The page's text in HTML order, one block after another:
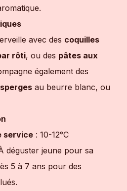
avec des coquilles
rôti, ou des pâtes aux
également des
au beurre blanc, ou
service : 10-12°C
déguster jeune pour sa
5 à 7 ans pour des